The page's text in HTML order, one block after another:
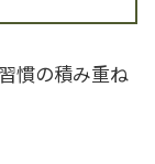
慣の積み重ね